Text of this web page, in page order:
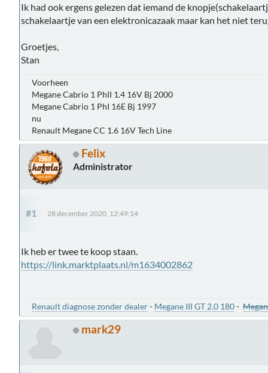
Ik had ook ergens gelezen dat iemand de
schakelaartje van een elektronicazaak maar kan het niet
Groetjes,
Stan
Voorheen
Megane Cabrio 1 PhII 1.4 16V Bj 2000
Megane Cabrio 1 PhI 16E Bj 1997
nu
Renault Megane CC 1.6 16V Tech Line
Felix
Administrator
#1 28 december 2020, 12:49:14
Ik heb er twee te koop staan.
https://link.marktplaats.nl/m1634002862
Renault diagnose zonder dealer- Megane III GT 2.0 180-
mark29